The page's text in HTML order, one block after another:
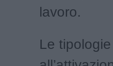
lavoro.
Le